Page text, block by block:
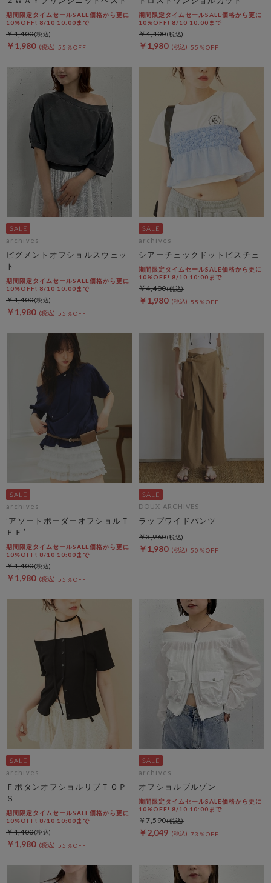
期間限定タイムセールSALE価格から更に
10%OFF! 8/10 10:00まで
￥1,980 55％OFF
￥4,400
期間限定タイムセールSALE価格から更に
10%OFF! 8/10 10:00まで
￥1,980 55％OFF
￥4,400
archives
ピグメントオフショルスウェッ
ト
期間限定タイムセールSALE価格から更に
10%OFF! 8/10 10:00まで
￥1,980 55％OFF
￥4,400
archives
シアーチェックドットビスチェ
期間限定タイムセールSALE価格から更に
10%OFF! 8/10 10:00まで
￥1,980 55％OFF
￥4,400
archives
’アソートボーダーオフショルＴ
ＥＥ’
期間限定タイムセールSALE価格から更に
10%OFF! 8/10 10:00まで
￥1,980 55％OFF
￥4,400
DOUX ARCHIVES
ラップワイドパンツ
￥1,980 50％OFF
￥3,960
archives
ＦボタンオフショルリブＴＯＰ
Ｓ
期間限定タイムセールSALE価格から更に
10%OFF! 8/10 10:00まで
￥1,980 55％OFF
￥4,400
archives
オフショルブルゾン
期間限定タイムセールSALE価格から更に
10%OFF! 8/10 10:00まで
￥2,049 73％OFF
￥7,590